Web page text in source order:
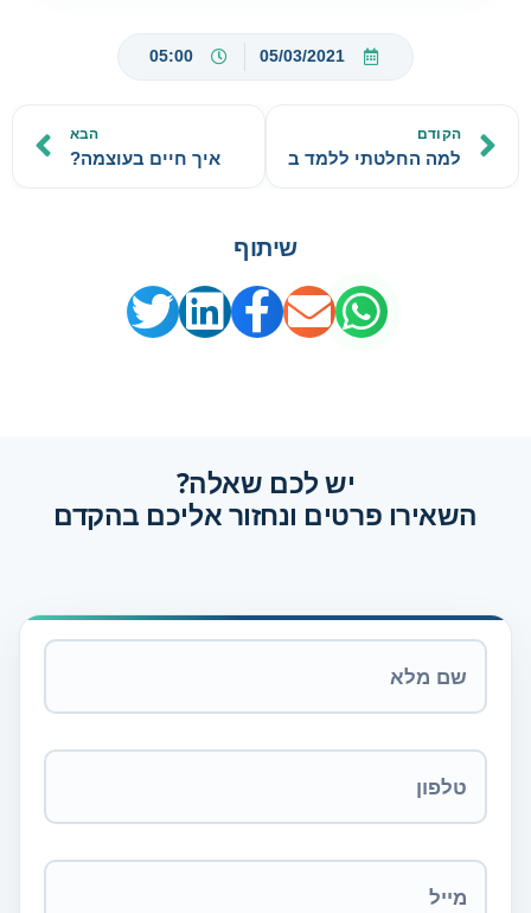
05/03/2021
05:00
הקודם
למה החלטתי ללמד בעוצמה?
הבא
איך חיים בעוצמה?
שיתוף
יש לכם שאלה?
השאירו פרטים ונחזור אליכם בהקדם